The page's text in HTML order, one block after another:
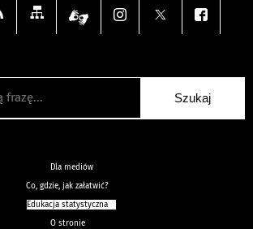
Dla mediów
Co, gdzie, jak załatwić?
Edukacja statystyczna
O stronie